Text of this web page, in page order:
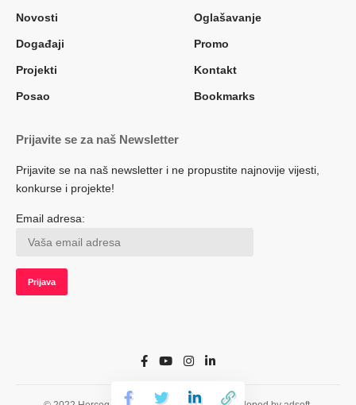
Novosti
Događaji
Projekti
Posao
Oglašavanje
Promo
Kontakt
Bookmarks
Prijavite se za naš Newsletter
Prijavite se na naš newsletter i ne propustite najnovije vijesti,
konkurse i projekte!
Email adresa: